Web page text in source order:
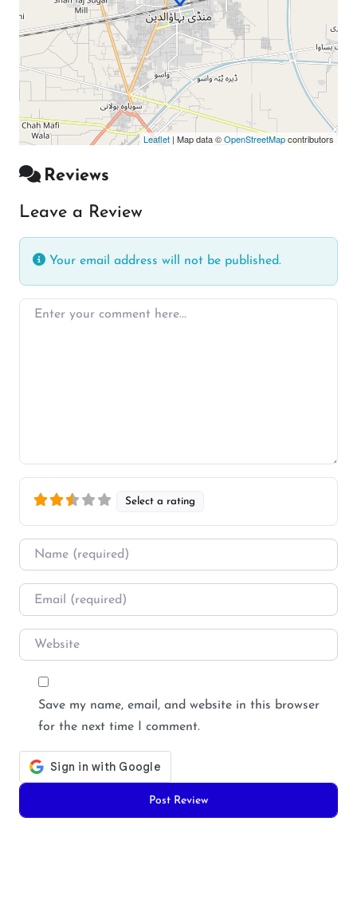
Leaflet | Map data ©OpenStreetMapcontributors
Reviews
Leave a Review
Your email address will not be published.
Enter your comment here…
Select a rating
Name
Email
Website
Save my name, email, and website in this browser
for the next time I comment.